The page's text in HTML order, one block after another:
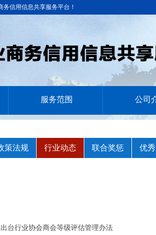
信用信息共享服务平台！
服务范围 公司
策法规 行业动态 联合奖惩 优
台行业协会商会等级评估管理办法